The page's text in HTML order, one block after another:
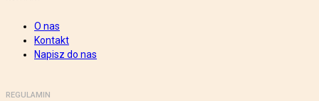
O nas
Kontakt
Napisz do nas
REGULAMIN